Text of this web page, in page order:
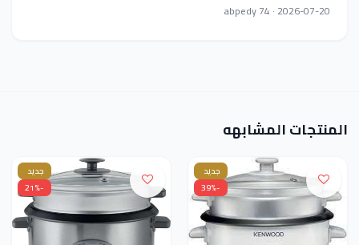
abpedy 74 · 2026-07-20
المنتجات المشابهه
جديد
-39%
جديد
-21%